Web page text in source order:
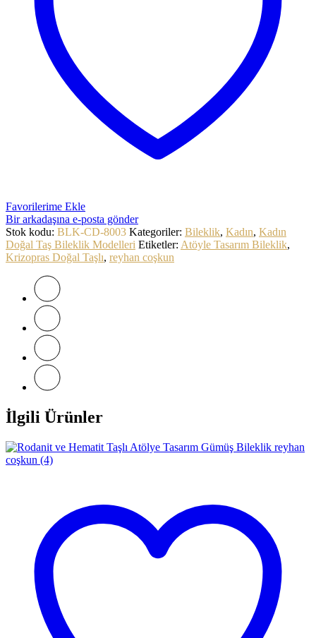
Favorilerime Ekle
Bir arkadaşına e-posta gönder
Stok kodu: BLK-CD-8003 Kategoriler: Bileklik, Kadın, Kadın
Doğal Taş Bileklik Modelleri Etiketler: Atöyle Tasarım Bileklik,
Krizopras Doğal Taşlı, reyhan coşkun
İlgili Ürünler